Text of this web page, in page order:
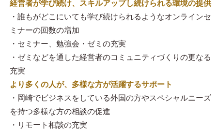
経営者が学び続け、スキルアップし続けられる環境の提供
・誰もがどこにいても学び続けられるようなオンラインセ
ミナーの回数の増加
・セミナー、勉強会・ゼミの充実
・ゼミなどを通した経営者のコミュニティづくりの更なる
充実
より多くの人が、多様な方が活躍するサポート
・岡崎でビジネスをしている外国の方やスペシャルニーズ
を持つ多様な方の相談の促進
・リモート相談の充実